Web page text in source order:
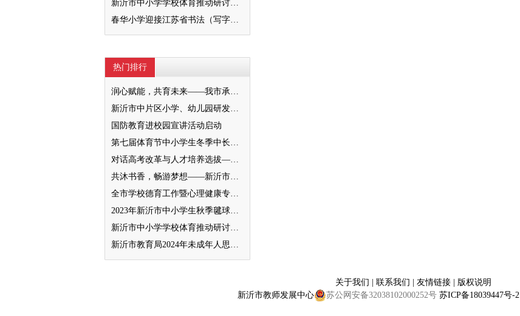
新沂市中小学学校体育推动研讨会举行
春华小学迎接江苏省书法（写字）特色学校验收
热门排行
润心赋能，共育未来——我市承办徐州市“润心”行动暨家庭教育宣传周展示活动
新沂市中片区小学、幼儿园研发卓越课程暨班主任素养提升培训活动举行
国防教育进校园宣讲活动启动
第七届体育节中小学生冬季中长跑、跳绳比赛举行
对话高考改革与人才培养选拔——我与清北教授面对面
共沐书香，畅游梦想——新沂市缔造完美教室名师工作室到唐店尚营小学捐赠图书
全市学校德育工作暨心理健康专项督导迎检会议召开
2023年新沂市中小学生秋季毽球比赛举行
新沂市中小学学校体育推动研讨会举行
新沂市教育局2024年未成年人思想道德建设工作品牌——家校共育新活力“5A家庭教育陪跑行动”
关于我们 联系我们 友情链接
版权说明
新沂市教师发展中心
苏公网安备32038102000252号 苏ICP备18039447号-2